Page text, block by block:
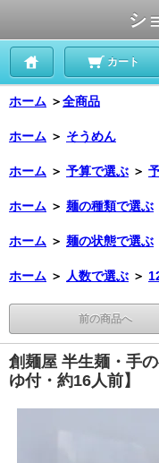
シ
カート
ホーム ＞全商品
ホーム ＞ そうめん
ホーム ＞ 予算で選ぶ ＞
ホーム ＞ 麺の種類で選ぶ
ホーム ＞ 麺の状態で選ぶ
ホーム ＞ 人数で選ぶ ＞
前の商品へ
創麺屋 半生麺・手
ゆ付・約16人前】